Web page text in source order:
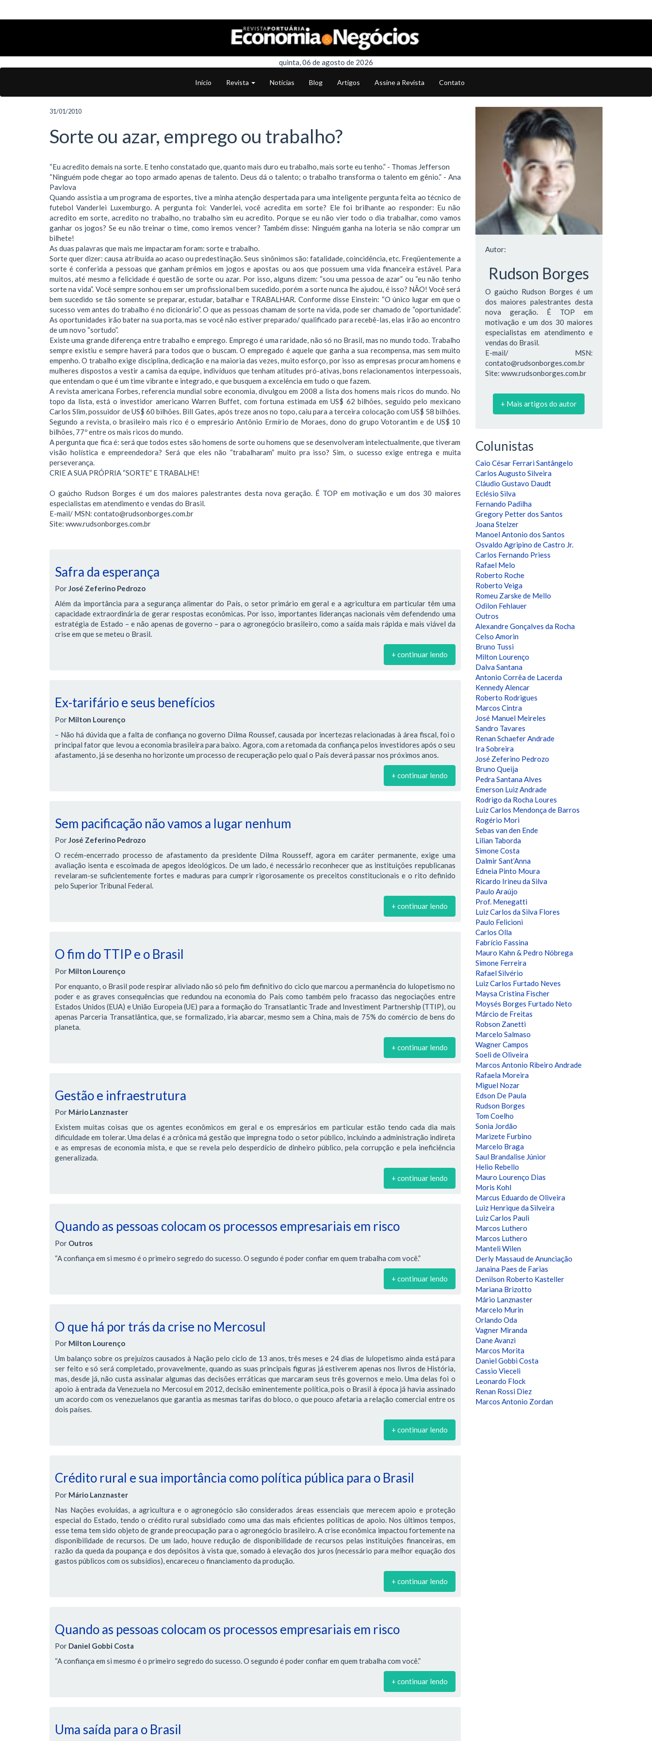
quinta, 06 de agosto de 2026
Início Revista Notícias Blog Artigos Assine a Revista Contato
31/01/2010
Sorte ou azar, emprego ou trabalho?
“Eu acredito demais na sorte. E tenho constatado que, quanto mais duro eu trabalho, mais sorte eu tenho.” - Thomas Jefferson
“Ninguém pode chegar ao topo armado apenas de talento. Deus dá o talento; o trabalho transforma o talento em gênio.” - Ana
Pavlova
Quando assistia a um programa de esportes, tive a minha atenção despertada para uma inteligente pergunta feita ao técnico de
futebol Vanderlei Luxemburgo. A pergunta foi: Vanderlei, você acredita em sorte? Ele foi brilhante ao responder: Eu não
acredito em sorte, acredito no trabalho, no trabalho sim eu acredito. Porque se eu não vier todo o dia trabalhar, como vamos
ganhar os jogos? Se eu não treinar o time, como iremos vencer? Também disse: Ninguém ganha na loteria se não comprar um
bilhete!
As duas palavras que mais me impactaram foram: sorte e trabalho.
Sorte quer dizer: causa atribuída ao acaso ou predestinação. Seus sinônimos são: fatalidade, coincidência, etc. Freqüentemente a
sorte é conferida a pessoas que ganham prêmios em jogos e apostas ou aos que possuem uma vida financeira estável. Para
muitos, até mesmo a felicidade é questão de sorte ou azar. Por isso, alguns dizem: “sou uma pessoa de azar” ou “eu não tenho
sorte na vida”. Você sempre sonhou em ser um profissional bem sucedido, porém a sorte nunca lhe ajudou, é isso? NÃO! Você será
bem sucedido se tão somente se preparar, estudar, batalhar e TRABALHAR. Conforme disse Einstein: “O único lugar em que o
sucesso vem antes do trabalho é no dicionário”. O que as pessoas chamam de sorte na vida, pode ser chamado de “oportunidade”.
As oportunidades irão bater na sua porta, mas se você não estiver preparado/ qualificado para recebê-las, elas irão ao encontro
de um novo “sortudo”.
Existe uma grande diferença entre trabalho e emprego. Emprego é uma raridade, não só no Brasil, mas no mundo todo. Trabalho
sempre existiu e sempre haverá para todos que o buscam. O empregado é aquele que ganha a sua recompensa, mas sem muito
empenho. O trabalho exige disciplina, dedicação e na maioria das vezes, muito esforço, por isso as empresas procuram homens e
mulheres dispostos a vestir a camisa da equipe, indivíduos que tenham atitudes pró-ativas, bons relacionamentos interpessoais,
que entendam o que é um time vibrante e integrado, e que busquem a excelência em tudo o que fazem.
A revista americana Forbes, referencia mundial sobre economia, divulgou em 2008 a lista dos homens mais ricos do mundo. No
topo da lista, está o investidor americano Warren Buffet, com fortuna estimada em US$ 62 bilhões, seguido pelo mexicano
Carlos Slim, possuidor de US$ 60 bilhões. Bill Gates, após treze anos no topo, caiu para a terceira colocação com US$ 58 bilhões.
Segundo a revista, o brasileiro mais rico é o empresário Antônio Ermírio de Moraes, dono do grupo Votorantim e de US$ 10
bilhões, 77º entre os mais ricos do mundo.
A pergunta que fica é: será que todos estes são homens de sorte ou homens que se desenvolveram intelectualmente, que tiveram
visão holística e empreendedora? Será que eles não “trabalharam” muito pra isso? Sim, o sucesso exige entrega e muita
perseverança.
CRIE A SUA PRÓPRIA “SORTE” E TRABALHE!
O gaúcho Rudson Borges é um dos maiores palestrantes desta nova geração. É TOP em motivação e um dos 30 maiores
especialistas em atendimento e vendas do Brasil.
E-mail/ MSN: contato@rudsonborges.com.br
Site: www.rudsonborges.com.br
Safra da esperança
PorJosé Zeferino Pedrozo
Além da importância para a segurança alimentar do País, o setor primário em geral e a agricultura em particular têm uma
capacidade extraordinária de gerar respostas econômicas. Por isso, importantes lideranças nacionais vêm defendendo uma
estratégia de Estado – e não apenas de governo – para o agronegócio brasileiro, como a saída mais rápida e mais viável da
crise em que se meteu o Brasil.
+ continuar lendo
Ex-tarifário e seus benefícios
Por Milton Lourenço
– Não há dúvida que a falta de confiança no governo Dilma Roussef, causada por incertezas relacionadas à área fiscal, foi o
principal fator que levou a economia brasileira para baixo. Agora, com a retomada da confiança pelos investidores após o seu
afastamento, já se desenha no horizonte um processo de recuperação pelo qual o País deverá passar nos próximos anos.
+ continuar lendo
Sem pacificação não vamos a lugar nenhum
PorJosé Zeferino Pedrozo
O recém-encerrado processo de afastamento da presidente Dilma Rousseff, agora em caráter permanente, exige uma
avaliação isenta e escoimada de apegos ideológicos. De um lado, é necessário reconhecer que as instituições republicanas
revelaram-se suficientemente fortes e maduras para cumprir rigorosamente os preceitos constitucionais e o rito definido
pelo Superior Tribunal Federal.
+ continuar lendo
O fim do TTIP e o Brasil
Por Milton Lourenço
Por enquanto, o Brasil pode respirar aliviado não só pelo fim definitivo do ciclo que marcou a permanência do lulopetismo no
poder e as graves consequências que redundou na economia do País como também pelo fracasso das negociações entre
Estados Unidos (EUA) e União Europeia (UE) para a formação do Transatlantic Trade and Investiment Partnership (TTIP), ou
apenas Parceria Transatlântica, que, se formalizado, iria abarcar, mesmo sem a China, mais de 75% do comércio de bens do
planeta.
+ continuar lendo
Gestão e infraestrutura
Por Mário Lanznaster
Existem muitas coisas que os agentes econômicos em geral e os empresários em particular estão tendo cada dia mais
dificuldade em tolerar. Uma delas é a crônica má gestão que impregna todo o setor público, incluindo a administração indireta
e as empresas de economia mista, e que se revela pelo desperdício de dinheiro público, pela corrupção e pela ineficiência
generalizada.
+ continuar lendo
Quando as pessoas colocam os processos empresariais em risco
Por Outros
“A confiança em si mesmo é o primeiro segredo do sucesso. O segundo é poder confiar em quem trabalha com você.”
+ continuar lendo
O que há por trás da crise no Mercosul
Por Milton Lourenço
Um balanço sobre os prejuízos causados à Nação pelo ciclo de 13 anos, três meses e 24 dias de lulopetismo ainda está para
ser feito e só será completado, provavelmente, quando as suas principais figuras já estiverem apenas nos livros de História,
mas, desde já, não custa assinalar algumas das decisões erráticas que marcaram seus três governos e meio. Uma delas foi o
apoio à entrada da Venezuela no Mercosul em 2012, decisão eminentemente política, pois o Brasil à época já havia assinado
um acordo com os venezuelanos que garantia as mesmas tarifas do bloco, o que pouco afetaria a relação comercial entre os
dois países.
+ continuar lendo
Crédito rural e sua importância como política pública para o Brasil
Por Mário Lanznaster
Nas Nações evoluídas, a agricultura e o agronegócio são considerados áreas essenciais que merecem apoio e proteção
especial do Estado, tendo o crédito rural subsidiado como uma das mais eficientes políticas de apoio. Nos últimos tempos,
esse tema tem sido objeto de grande preocupação para o agronegócio brasileiro. A crise econômica impactou fortemente na
disponibilidade de recursos. De um lado, houve redução de disponibilidade de recursos pelas instituições financeiras, em
razão da queda da poupança e dos depósitos à vista que, somado à elevação dos juros (necessário para melhor equação dos
gastos públicos com os subsídios), encareceu o financiamento da produção.
+ continuar lendo
Quando as pessoas colocam os processos empresariais em risco
Por Daniel Gobbi Costa
“A confiança em si mesmo é o primeiro segredo do sucesso. O segundo é poder confiar em quem trabalha com você.”
+ continuar lendo
Uma saída para o Brasil
Autor:
Rudson Borges
O gaúcho Rudson Borges é um
dos maiores palestrantes desta
nova geração. É TOP em
motivação e um dos 30 maiores
especialistas em atendimento e
vendas do Brasil.
E-mail/ MSN:
contato@rudsonborges.com.br
Site: www.rudsonborges.com.br
+ Mais artigos do autor
Colunistas
Caio César Ferrari Santângelo
Carlos Augusto Silveira
Cláudio Gustavo Daudt
Eclésio Silva
Fernando Padilha
Gregory Petter dos Santos
Joana Stelzer
Manoel Antonio dos Santos
Osvaldo Agripino de Castro Jr.
Carlos Fernando Priess
Rafael Melo
Roberto Roche
Roberto Veiga
Romeu Zarske de Mello
Odilon Fehlauer
Outros
Alexandre Gonçalves da Rocha
Celso Amorin
Bruno Tussi
Milton Lourenço
Dalva Santana
Antonio Corrêa de Lacerda
Kennedy Alencar
Roberto Rodrigues
Marcos Cintra
José Manuel Meireles
Sandro Tavares
Renan Schaefer Andrade
Ira Sobreira
José Zeferino Pedrozo
Bruno Queija
Pedra Santana Alves
Emerson Luiz Andrade
Rodrigo da Rocha Loures
Luiz Carlos Mendonça de Barros
Rogério Mori
Sebas van den Ende
Lilian Taborda
Simone Costa
Dalmir Sant’Anna
Edneia Pinto Moura
Ricardo Irineu da Silva
Paulo Araújo
Prof. Menegatti
Luiz Carlos da Silva Flores
Paulo Felicioni
Carlos Olla
Fabrício Fassina
Mauro Kahn & Pedro Nóbrega
Simone Ferreira
Rafael Silvério
Luiz Carlos Furtado Neves
Maysa Cristina Fischer
Moysés Borges Furtado Neto
Márcio de Freitas
Robson Zanetti
Marcelo Salmaso
Wagner Campos
Soeli de Oliveira
Marcos Antonio Ribeiro Andrade
Rafaela Moreira
Miguel Nozar
Edson De Paula
Rudson Borges
Tom Coelho
Sonia Jordão
Marizete Furbino
Marcelo Braga
Saul Brandalise Júnior
Helio Rebello
Mauro Lourenço Dias
Moris Kohl
Marcus Eduardo de Oliveira
Luiz Henrique da Silveira
Luiz Carlos Pauli
Marcos Luthero
Marcos Luthero
Manteli Wilen
Derly Massaud de Anunciação
Janaina Paes de Farias
Denilson Roberto Kasteller
Mariana Brizotto
Mário Lanznaster
Marcelo Murin
Orlando Oda
Vagner Miranda
Dane Avanzi
Marcos Morita
Daniel Gobbi Costa
Cassio Vieceli
Leonardo Flock
Renan Rossi Diez
Marcos Antonio Zordan